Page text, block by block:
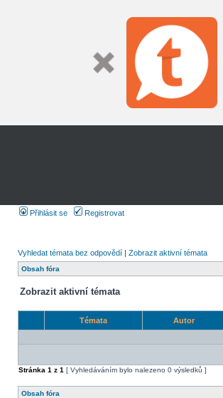
Přihlásit se Registrovat
Vyhledat témata bez odpovědí | Zobrazit aktivní témata
Obsah fóra
Zobrazit aktivní témata
Témata Autor
Stránka 1 z 1 [ Vyhledáváním bylo nalezeno 0 výsledků ]
Obsah fóra